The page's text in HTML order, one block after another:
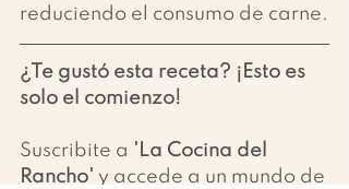
reduciendo el consumo de carne.
¿Te gustó esta receta? ¡Esto es
solo el comienzo!
Suscribite a 'La Cocina del
Rancho' y accede a un mundo de